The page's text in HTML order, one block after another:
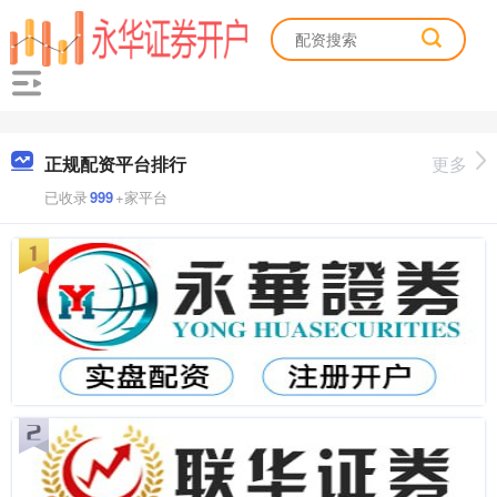
正规配资平台排行
已收录999+家平台
更多